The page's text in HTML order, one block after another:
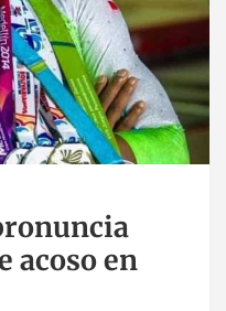
acoso en